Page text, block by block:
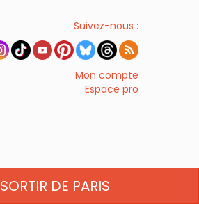
Suivez-nous :
Mon compte
Espace pro
SORTIR DE PARIS